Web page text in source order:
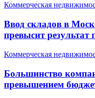
Коммерческая
Ввод складов в
превысит
Коммерческая
Большинство
превышением